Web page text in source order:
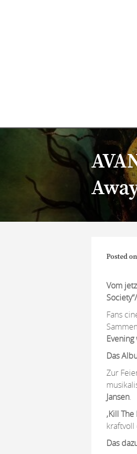
Posted on
Vom
Society“/
Fans
Das
Zur
Jansen.
‚Kill The
kraftvoll
Das